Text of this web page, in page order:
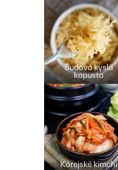
Sudová kyslá
kapusta
Kórejské kimchi